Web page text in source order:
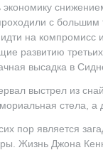
с
на
развитию
высадка в
выстрел из
стела,
пор является
Жизнь Джона